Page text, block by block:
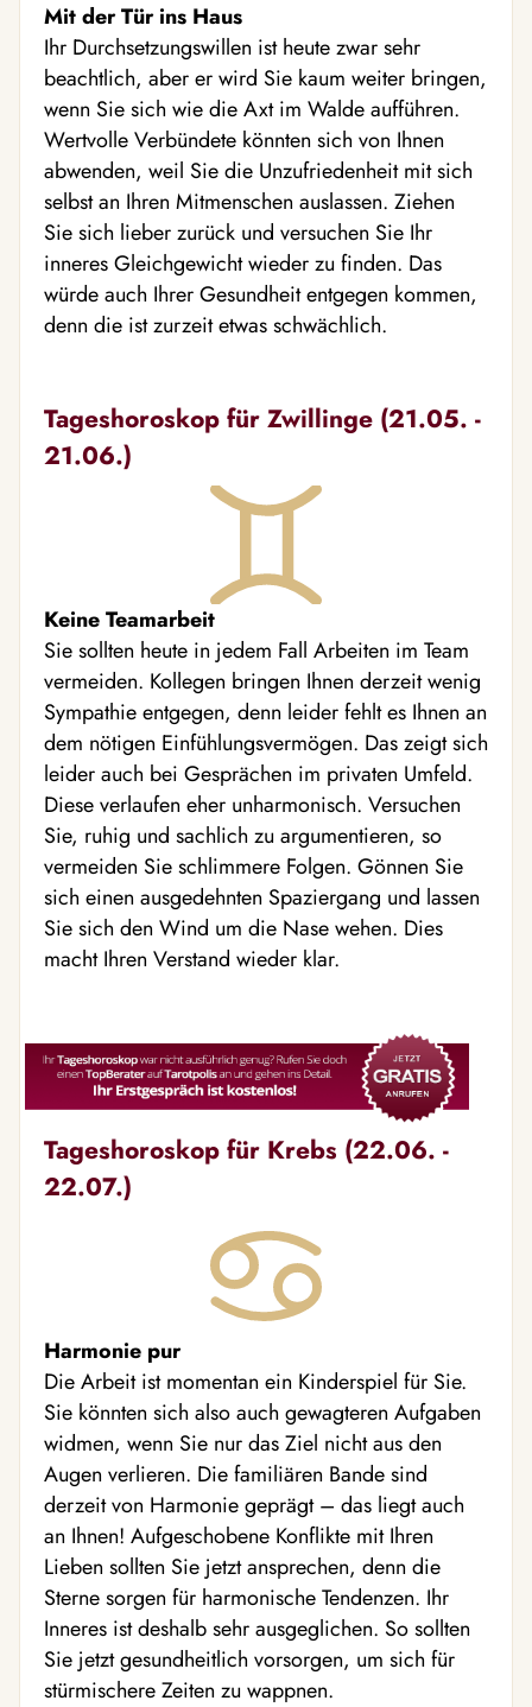
Mit der Tür ins Haus
Ihr Durchsetzungswillen ist heute zwar sehr
beachtlich, aber er wird Sie kaum weiter bringen,
wenn Sie sich wie die Axt im Walde aufführen.
Wertvolle Verbündete könnten sich von Ihnen
abwenden, weil Sie die Unzufriedenheit mit sich
selbst an Ihren Mitmenschen auslassen. Ziehen
Sie sich lieber zurück und versuchen Sie Ihr
inneres Gleichgewicht wieder zu finden. Das
würde auch Ihrer Gesundheit entgegen kommen,
denn die ist zurzeit etwas schwächlich.
Tageshoroskop für Zwillinge (21.05. -
21.06.)
Keine Teamarbeit
Sie sollten heute in jedem Fall Arbeiten im Team
vermeiden. Kollegen bringen Ihnen derzeit wenig
Sympathie entgegen, denn leider fehlt es Ihnen an
dem nötigen Einfühlungsvermögen. Das zeigt sich
leider auch bei Gesprächen im privaten Umfeld.
Diese verlaufen eher unharmonisch. Versuchen
Sie, ruhig und sachlich zu argumentieren, so
vermeiden Sie schlimmere Folgen. Gönnen Sie
sich einen ausgedehnten Spaziergang und lassen
Sie sich den Wind um die Nase wehen. Dies
macht Ihren Verstand wieder klar.
Tageshoroskop für Krebs (22.06. -
22.07.)
Harmonie pur
Die Arbeit ist momentan ein Kinderspiel für Sie.
Sie könnten sich also auch gewagteren Aufgaben
widmen, wenn Sie nur das Ziel nicht aus den
Augen verlieren. Die familiären Bande sind
derzeit von Harmonie geprägt – das liegt auch
an Ihnen! Aufgeschobene Konflikte mit Ihren
Lieben sollten Sie jetzt ansprechen, denn die
Sterne sorgen für harmonische Tendenzen. Ihr
Inneres ist deshalb sehr ausgeglichen. So sollten
Sie jetzt gesundheitlich vorsorgen, um sich für
stürmischere Zeiten zu wappnen.